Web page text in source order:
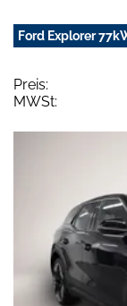
Ford Explorer
Preis:
MWSt: